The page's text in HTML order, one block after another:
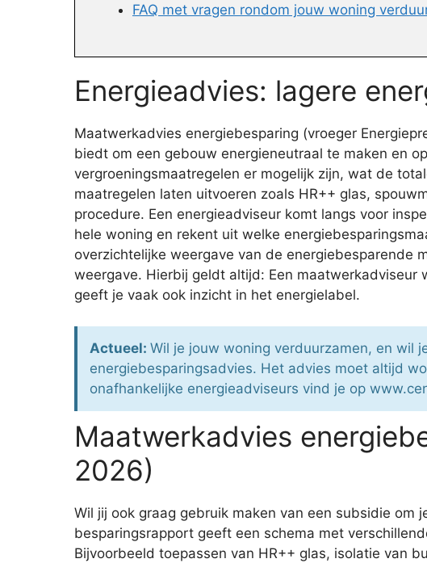
FAQ met vragen rondom jouw woning
Energieadvies: lagere
Maatwerkadvies energiebesparing (vroeger
biedt om een gebouw energieneutraal te maken en
vergroeningsmaatregelen er mogelijk zijn, wat de
maatregelen laten uitvoeren zoals HR++ glas,
procedure. Een energieadviseur komt langs voor
hele woning en rekent uit welke
overzichtelijke weergave van de energiebesparende
weergave. Hierbij geldt altijd: Een
geeft je vaak ook inzicht in het energielabel.
Actueel: Wil je jouw woning verduurzamen, en wil
energiebesparingsadvies. Het advies moet altijd
onafhankelijke energieadviseurs vind je op
Maatwerkadvies
2026)
Wil jij ook graag gebruik maken van een subsidie om
besparingsrapport geeft een schema met
Bijvoorbeeld toepassen van HR++ glas, isolatie van